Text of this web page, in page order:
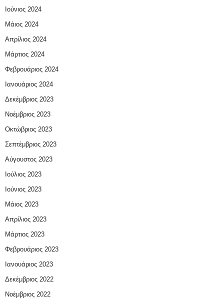
Ιούνιος 2024
Μάιος 2024
Απρίλιος 2024
Μάρτιος 2024
Φεβρουάριος 2024
Ιανουάριος 2024
Δεκέμβριος 2023
Νοέμβριος 2023
Οκτώβριος 2023
Σεπτέμβριος 2023
Αύγουστος 2023
Ιούλιος 2023
Ιούνιος 2023
Μάιος 2023
Απρίλιος 2023
Μάρτιος 2023
Φεβρουάριος 2023
Ιανουάριος 2023
Δεκέμβριος 2022
Νοέμβριος 2022